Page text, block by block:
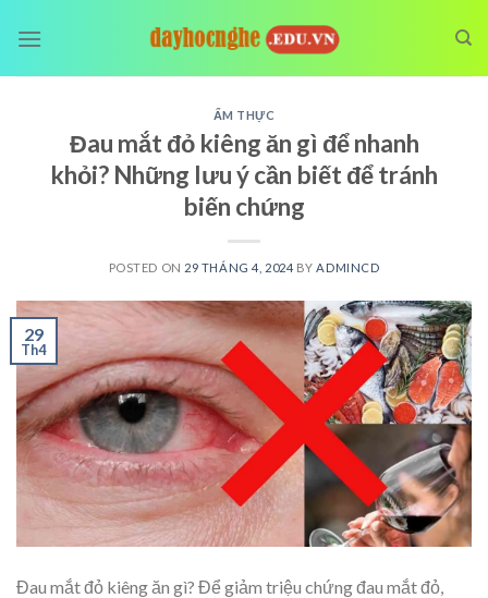
ẨM THỰC
Đau mắt đỏ kiêng ăn gì để nhanh
khỏi? Những lưu ý cần biết để tránh
biến chứng
POSTED ON 29 THÁNG 4, 2024 BY ADMINCD
29
Th4
Đau mắt đỏ kiêng ăn gì? Để giảm triệu chứng đau mắt đỏ,